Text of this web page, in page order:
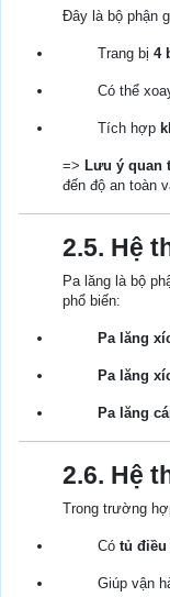
Đây là bộ phận
Trang bị 4
Có thể
Tích hợp
=> Lưu ý quan
đến độ an toàn
2.5. Hệ
Pa lăng là bộ
phổ biến:
Pa lăng
Pa lăng
Pa lăng
2.6. Hệ
Trong trường
Có tủ điều
Giúp vận